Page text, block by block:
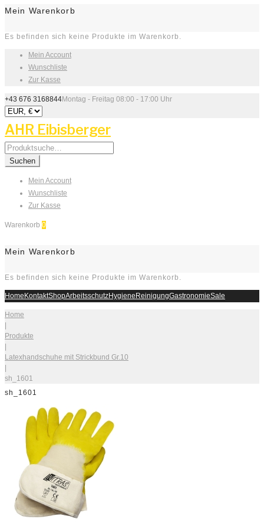
Mein Warenkorb
Es befinden sich keine Produkte im Warenkorb.
Mein Account
Wunschliste
Zur Kasse
+43 676 3168844Montag - Freitag 08:00 - 17:00 Uhr
AHR Eibisberger
Search
for:
Suchen
Mein Account
Wunschliste
Zur Kasse
Warenkorb 0
Mein Warenkorb
Es befinden sich keine Produkte im Warenkorb.
HomeKontaktShopArbeitsschutzHygieneReinigungGastronomieSale
Home
|
Produkte
|
Latexhandschuhe mit Strickbund Gr.10
|
sh_1601
sh_1601